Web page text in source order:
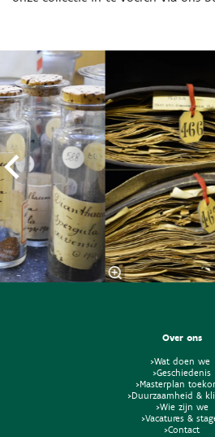
Overslaan
Over ons
>Wat doen we
>Geschiedenis
>Masterplan
>Duurzaamheid &
>Wie zijn we
>Vacatures &
>Contact